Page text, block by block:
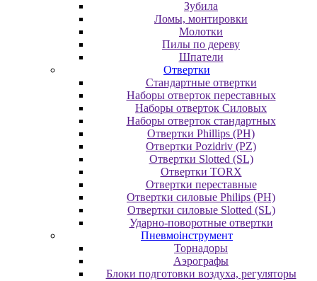
Зубила
Ломы, монтировки
Молотки
Пилы по дереву
Шпатели
Отвертки
Cтандартные отвертки
Наборы отверток переставных
Наборы отверток Силовых
Наборы отверток стандартных
Отвертки Phillips (PH)
Отвертки Pozidriv (PZ)
Отвертки Slotted (SL)
Отвертки TORX
Отвертки переставные
Отвертки силовые Philips (PH)
Отвертки силовые Slotted (SL)
Ударно-поворотные отвертки
Пневмоінструмент
Topнaдopы
Аэрографы
Блоки подготовки воздуха, регуляторы